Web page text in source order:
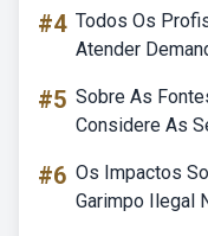
#4 Todos Os
Atender
#5 Sobre As
Considere As
#6 Os Impactos
Garimpo Ilegal